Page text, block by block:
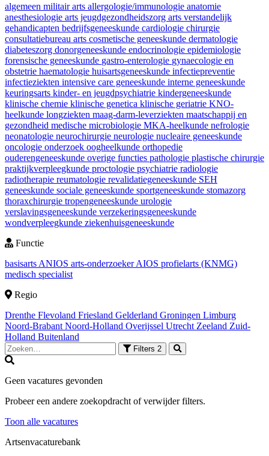
algemeen militair arts allergologie/immunologie anatomie
anesthesiologie arts jeugdgezondheidszorg arts verstandelijk
gehandicapten bedrijfsgeneeskunde cardiologie chirurgie
consultatiebureau arts cosmetische geneeskunde dermatologie
diabeteszorg donorgeneeskunde endocrinologie epidemiologie
forensische geneeskunde gastro-enterologie gynaecologie en
obstetrie haematologie huisartsgeneeskunde infectiepreventie
infectieziekten intensive care geneeskunde interne geneeskunde
keuringsarts kinder- en jeugdpsychiatrie kindergeneeskunde
klinische chemie klinische genetica klinische geriatrie KNO-
heelkunde longziekten maag-darm-leverziekten maatschappij en
gezondheid medische microbiologie MKA-heelkunde nefrologie
neonatologie neurochirurgie neurologie nucleaire geneeskunde
oncologie onderzoek oogheelkunde orthopedie
ouderengeneeskunde overige functies pathologie plastische chirurgie
praktijkverpleegkunde proctologie psychiatrie radiologie
radiotherapie reumatologie revalidatiegeneeskunde SEH
geneeskunde sociale geneeskunde sportgeneeskunde stomazorg
thoraxchirurgie tropengeneeskunde urologie
verslavingsgeneeskunde verzekeringsgeneeskunde
wondverpleegkunde ziekenhuisgeneeskunde
Functie
basisarts ANIOS arts-onderzoekerAIOS profielarts (KNMG)
medisch specialist
Regio
Drenthe Flevoland Friesland Gelderland Groningen Limburg
Noord-Brabant Noord-Holland Overijssel Utrecht Zeeland Zuid-
Holland Buitenland
Filters 2
Geen vacatures gevonden
Probeer een andere zoekopdracht of verwijder filters.
Toon alle vacatures
Artsenvacaturebank